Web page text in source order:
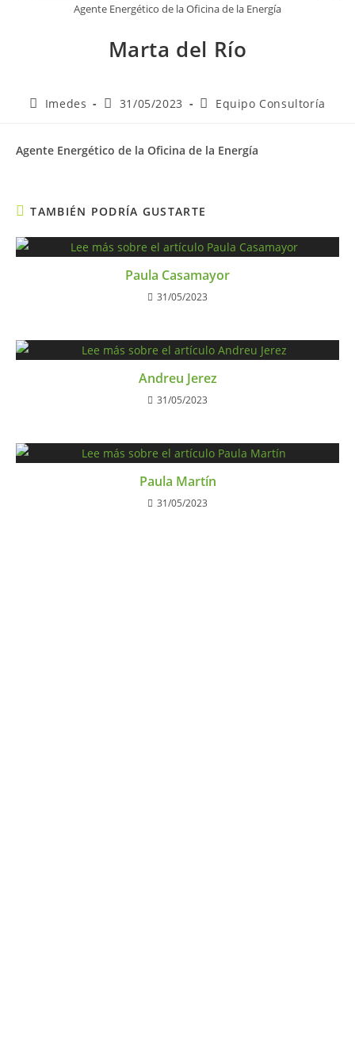
Agente Energético de la Oficina de la Energía
Marta del Río
Imedes 31/05/2023 Equipo Consultoría
Agente Energético de la Oficina de la Energía
TAMBIÉN PODRÍA GUSTARTE
Paula Casamayor
31/05/2023
Andreu Jerez
31/05/2023
Paula Martín
31/05/2023